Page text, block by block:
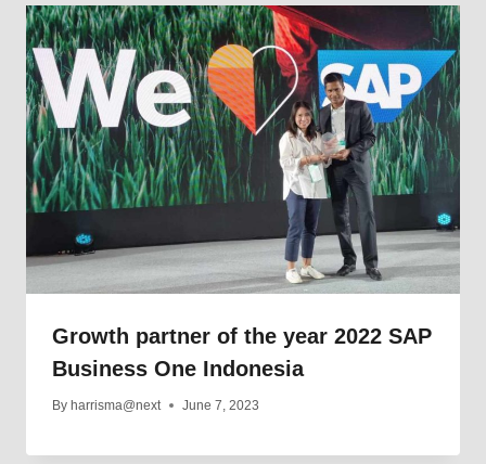
Growth partner of the year 2022 SAP
Business One Indonesia
By harrisma@next June 7, 2023